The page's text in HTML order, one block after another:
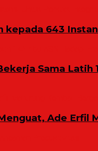
kepada 643
Sama Latih
Ade Erfil